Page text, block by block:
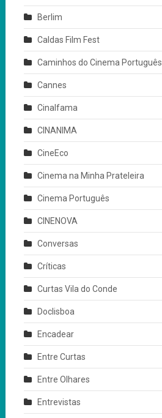
Berlim
Caldas Film Fest
Caminhos do Cinema Português
Cannes
Cinalfama
CINANIMA
CineEco
Cinema na Minha Prateleira
Cinema Português
CINENOVA
Conversas
Críticas
Curtas Vila do Conde
Doclisboa
Encadear
Entre Curtas
Entre Olhares
Entrevistas